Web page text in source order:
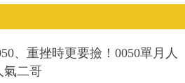
、重挫時更要撿！0050單月人
氣二哥